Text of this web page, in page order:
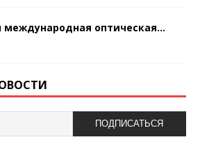
международная оптическая...
ПОДПИСАТЬСЯ